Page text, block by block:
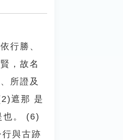
行勝、
，故名
所證及
遮那 是
也。 (6)
與古跡